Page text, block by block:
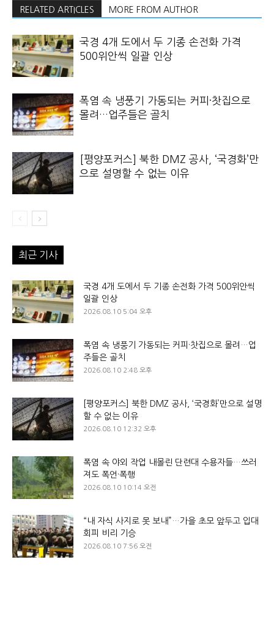
RELATED ARTICLES MORE FROM AUTHOR
국경 4개 도에서 두 기종 손전화 가격
500위안씩 일괄 인상
폭염 속 냉풍기 가동되는 커피·찻집으로
몰려…업주들은 골치
[평양포커스] 북한 DMZ 공사, ‘국경화’만
으로 설명할 수 없는 이유
최근 기사
국경 4개 도에서 두 기종 손전화 가격 500위안씩
일괄 인상
2026.08.10 5:04 오후
폭염 속 냉풍기 가동되는 커피·찻집으로 몰려…업
주들은 골치
2026.08.10 2:48 오후
[평양포커스] 북한 DMZ 공사, ‘국경화’만으로 설명
할 수 없는 이유
2026.08.10 12:32 오후
폭염 속 야외 작업 내몰린 단련대 수용자들…쓰러
져도 폭언·폭행
2026.08.10 10:14 오전
“내 자식 사지로 못 보내”…가을 초모 앞두고 입대
회피 비리 기승
2026.08.10 7:56 오전